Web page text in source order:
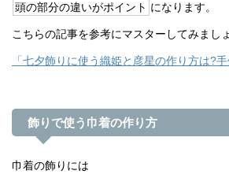
頭の部分の違いがポイント になります。
こちらの記事を参考にマスターしてみましょ
「七夕飾りに使う織姫と彦星の作り方は?
飾りで使う巾着の作り方
巾着の飾りには